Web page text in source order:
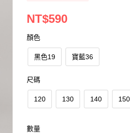
NT$590
顏色
黑色19 寶藍36
尺碼
120 130 140 150
數量